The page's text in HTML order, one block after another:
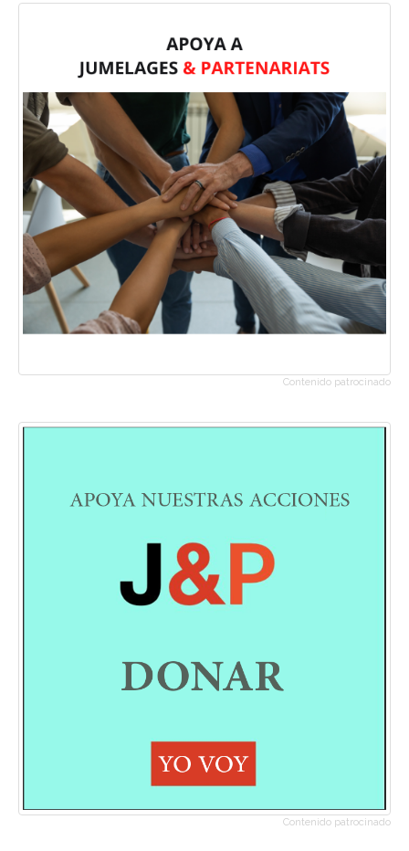
Contenido patrocinado
Contenido patrocinado